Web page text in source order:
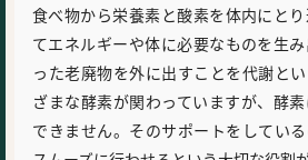
食べ物から栄養素と酸素を体内にと
てエネルギーや体に必要なものを生
った老廃物を外に出すことを代謝と
ざまな酵素が関わっていますが、酵
できません。そのサポートをしてい